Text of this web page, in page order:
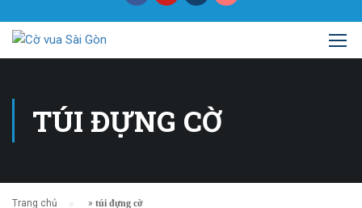
TÚI ĐỰNG CỜ
Trang chủ » túi đựng cờ